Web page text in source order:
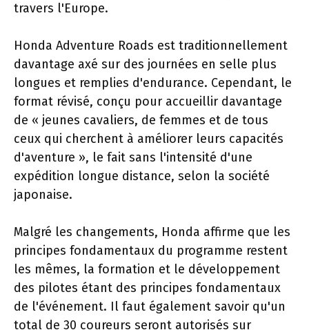
travers l'Europe.
Honda Adventure Roads est traditionnellement
davantage axé sur des journées en selle plus
longues et remplies d'endurance. Cependant, le
format révisé, conçu pour accueillir davantage
de « jeunes cavaliers, de femmes et de tous
ceux qui cherchent à améliorer leurs capacités
d'aventure », le fait sans l'intensité d'une
expédition longue distance, selon la société
japonaise.
Malgré les changements, Honda affirme que les
principes fondamentaux du programme restent
les mêmes, la formation et le développement
des pilotes étant des principes fondamentaux
de l'événement. Il faut également savoir qu'un
total de 30 coureurs seront autorisés sur